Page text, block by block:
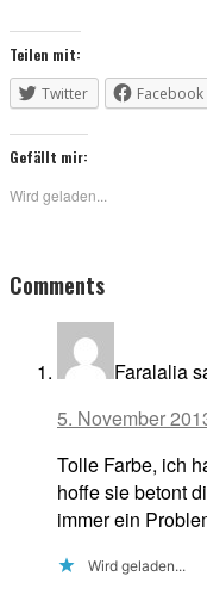
Teilen mit:
Twitter
Facebook
Gefällt mir:
Wird geladen...
Reader
Interactions
Comments
Faralalia
5. November
Tolle Farbe, ich
hoffe sie betont
immer ein
Wird geladen...